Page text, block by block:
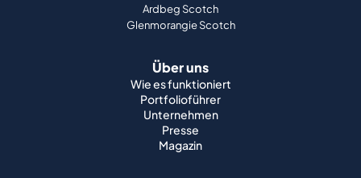
Ardbeg Scotch
Glenmorangie Scotch
Über uns
Wie es funktioniert
Portfolioführer
Unternehmen
Presse
Magazin